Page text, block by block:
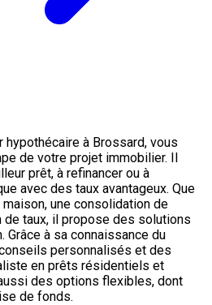
à Brossard, vous
de votre projet immobilier. Il
prêt, à refinancer ou à
avec des taux avantageux. Que
une consolidation de
taux, il propose des solutions
à sa connaissance du
personnalisés et des
en prêts résidentiels et
des options flexibles, dont
de fonds.